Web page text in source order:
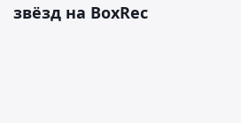
звёзд на BoxRec